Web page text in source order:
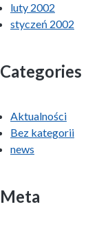
luty 2002
styczeń 2002
Categories
Aktualności
Bez kategorii
news
Meta